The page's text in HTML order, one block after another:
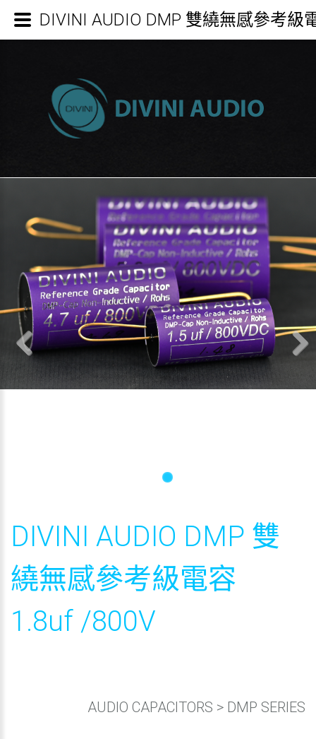
Previous Next
DIVINI AUDIO DMP 雙
繞無感參考級電容
1.8uf /800V
AUDIO CAPACITORS > DMP SERIES
DIVINI AUDIO DMP 雙繞無感參考級